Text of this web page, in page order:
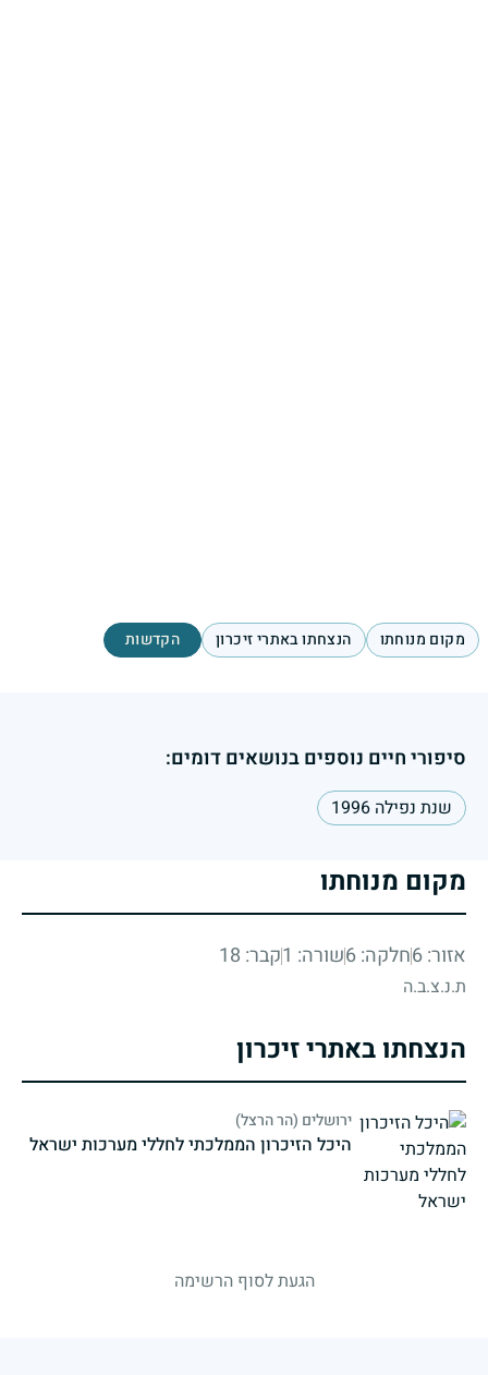
מקום מנוחתו הנצחתו באתרי זיכרון הקדשות
סיפורי חיים נוספים בנושאים דומים:
שנת נפילה 1996
מקום מנוחתו
אזור: 6 חלקה: 6 שורה: 1 קבר: 18
ת.נ.צ.ב.ה
הנצחתו באתרי זיכרון
ירושלים (הר הרצל)
היכל הזיכרון הממלכתי לחללי מערכות ישראל
הגעת לסוף הרשימה